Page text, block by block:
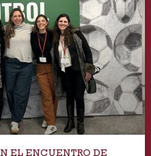
EL ENCUENTRO DE